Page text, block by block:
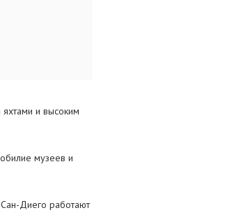
и высоким
музеев и
Диего работают